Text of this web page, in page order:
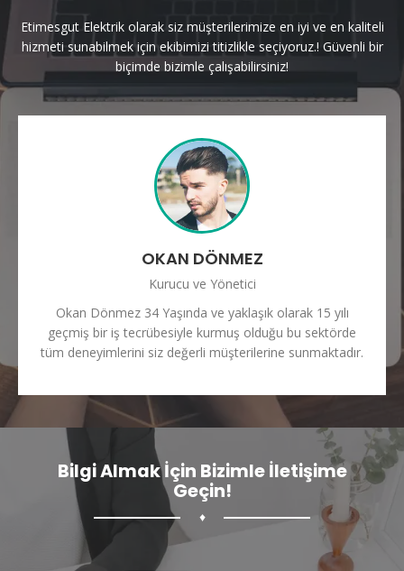
Etimesgut Elektrik olarak siz müşterilerimize en iyi ve en kaliteli
hizmeti sunabilmek için ekibimizi titizlikle seçiyoruz.! Güvenli bir
biçimde bizimle çalışabilirsiniz!
OKAN DÖNMEZ
Kurucu ve Yönetici
Okan Dönmez 34 Yaşında ve yaklaşık olarak 15 yılı
geçmiş bir iş tecrübesiyle kurmuş olduğu bu sektörde
tüm deneyimlerini siz değerli müşterilerine sunmaktadır.
Bilgi Almak İçin Bizimle İletişime
Geçin!
♦